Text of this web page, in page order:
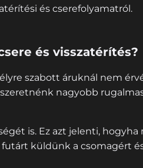
és cserefolyamatról.
és visszatérítés?
szabott áruknál nem
nagyobb
is. Ez azt jelenti,
futárt küldünk a csomagért